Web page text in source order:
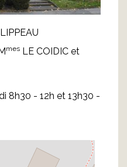
mes LE COIDIC et
8h30 - 12h et 13h30 -